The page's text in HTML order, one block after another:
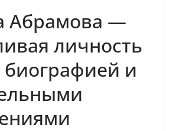
Абрамова —
личность
биографией и